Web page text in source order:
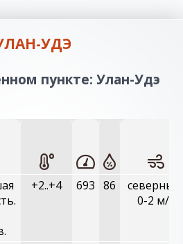
УДЭ
пункте: Улан-Удэ
+2..+4 693 86
северный,
0-2 м/с